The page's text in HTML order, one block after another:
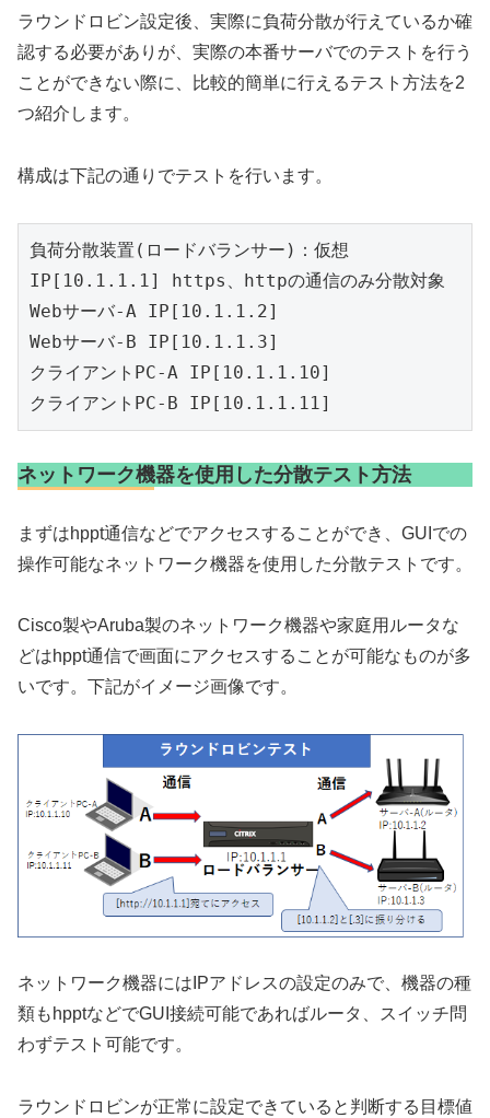
ラウンドロビン設定後、実際に負荷分散が行えているか確
認する必要がありが、実際の本番サーバでのテストを行う
ことができない際に、比較的簡単に行えるテスト方法を2
つ紹介します。
構成は下記の通りでテストを行います。
負荷分散装置(ロードバランサー)：仮想
IP[10.1.1.1] https、httpの通信のみ分散対象
Webサーバ-A IP[10.1.1.2]
Webサーバ-B IP[10.1.1.3]
クライアントPC-A IP[10.1.1.10]
クライアントPC-B IP[10.1.1.11]
ネットワーク機器を使用した分散テスト方法
まずはhppt通信などでアクセスすることができ、GUIでの
操作可能なネットワーク機器を使用した分散テストです。
Cisco製やAruba製のネットワーク機器や家庭用ルータな
どはhppt通信で画面にアクセスすることが可能なものが多
いです。下記がイメージ画像です。
ネットワーク機器にはIPアドレスの設定のみで、機器の種
類もhpptなどでGUI接続可能であればルータ、スイッチ問
わずテスト可能です。
ラウンドロビンが正常に設定できていると判断する目標値